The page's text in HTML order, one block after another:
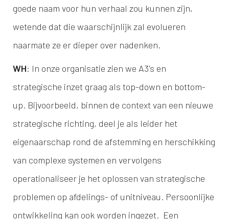
goede naam voor hun verhaal zou kunnen zijn,
wetende dat die waarschijnlijk zal evolueren
naarmate ze er dieper over nadenken.
WH: In onze organisatie zien we A3's en
strategische inzet graag als top-down en bottom-
up. Bijvoorbeeld, binnen de context van een nieuwe
strategische richting, deel je als leider het
eigenaarschap rond de afstemming en herschikking
van complexe systemen en vervolgens
operationaliseer je het oplossen van strategische
problemen op afdelings- of unitniveau. Persoonlijke
ontwikkeling kan ook worden ingezet. Een